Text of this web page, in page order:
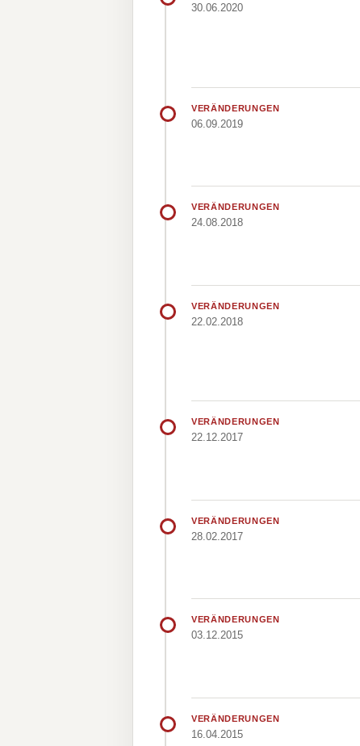
30.06.2020
VERÄNDERUNGEN
06.09.2019
VERÄNDERUNGEN
24.08.2018
VERÄNDERUNGEN
22.02.2018
VERÄNDERUNGEN
22.12.2017
VERÄNDERUNGEN
28.02.2017
VERÄNDERUNGEN
03.12.2015
VERÄNDERUNGEN
16.04.2015